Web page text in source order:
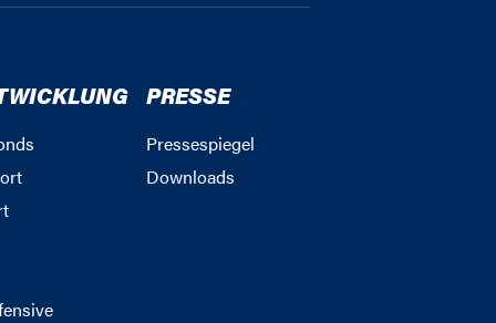
PRESSE
Pressespiegel
Downloads